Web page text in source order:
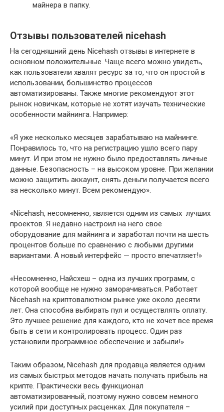
майнера в папку.
Отзывы пользователей nicehash
На сегодняшний день Nicehash отзывы в интернете в
основном положительные. Чаще всего можно увидеть,
как пользователи хвалят ресурс за то, что он простой в
использовании, большинство процессов
автоматизированы. Также многие рекомендуют этот
рынок новичкам, которые не хотят изучать технические
особенности майнинга. Например:
«Я уже несколько месяцев зарабатываю на майнинге.
Понравилось то, что на регистрацию ушло всего пару
минут. И при этом не нужно было предоставлять личные
данные. Безопасность – на высоком уровне. При желании
можно защитить аккаунт, снять деньги получается всего
за несколько минут. Всем рекомендую».
«Nicehash, несомненно, является одним из самых лучших
проектов. Я недавно настроил на него свое
оборудование для майнинга и заработал почти на шесть
процентов больше по сравнению с любыми другими
вариантами. А новый интерфейс — просто впечатляет!»
«Несомненно, Найсхеш – одна из лучших программ, с
которой вообще не нужно заморачиваться. Работает
Nicehash на криптовалютном рынке уже около десяти
лет. Она способна выбирать пул и осуществлять оплату.
Это лучшее решение для каждого, кто не хочет все время
быть в сети и контролировать процесс. Один раз
установили программное обеспечение и забыли!»
Таким образом, Nicehash для продавца является одним
из самых быстрых методов начать получать прибыль на
крипте. Практически весь функционал
автоматизированный, поэтому нужно совсем немного
усилий при доступных расценках. Для покупателя –